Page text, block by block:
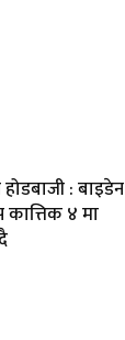
: बाइडेन
कात्तिक ४ मा